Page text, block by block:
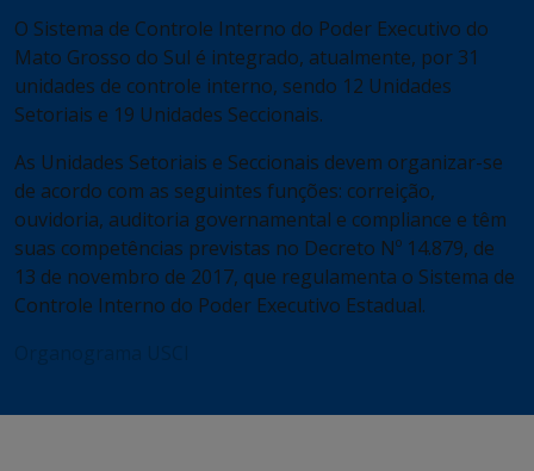
O Sistema de Controle Interno do Poder Executivo do
Mato Grosso do Sul é integrado, atualmente, por 31
unidades de controle interno, sendo 12 Unidades
Setoriais e 19 Unidades Seccionais.
As Unidades Setoriais e Seccionais devem organizar-se
de acordo com as seguintes funções: correição,
ouvidoria, auditoria governamental e compliance e têm
suas competências previstas no Decreto Nº 14.879, de
13 de novembro de 2017, que regulamenta o Sistema de
Controle Interno do Poder Executivo Estadual.